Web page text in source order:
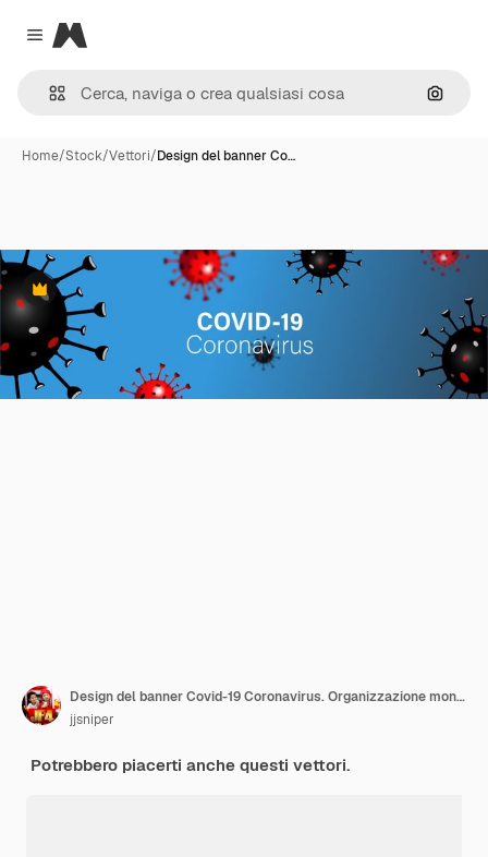
Close menu
Magnific
Cerca
Home/Stock/Vettori/Design del banner Co…
Premium
Design del banner Covid-19 Coronavirus. Organizzazione mondiale della sanità OMS nuovo nome ufficiale per la malattia da Coronavirus denominato COVID-19, illustrazione
jjsniper
Potrebbero piacerti anche questi vettori.